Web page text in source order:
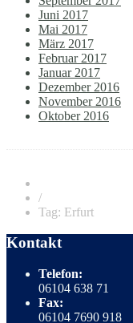
Juni 2017
Mai 2017
März 2017
Februar 2017
Januar 2017
Dezember 2016
November 2016
Oktober 2016
/
Tag: Erfurt
Kontakt
Telefon:
06104 638 71
Fax:
06104 7690 918